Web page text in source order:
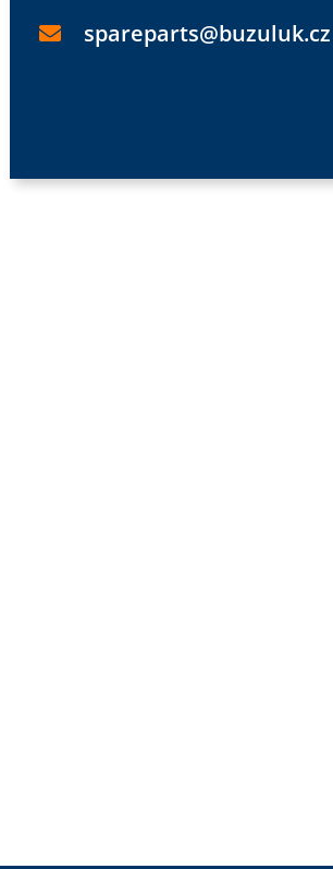
spareparts@buzuluk.cz